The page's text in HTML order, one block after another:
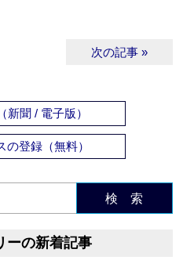
次の記事 »
新聞 / 電子版）
の登録（無料）
検 索
ーの新着記事